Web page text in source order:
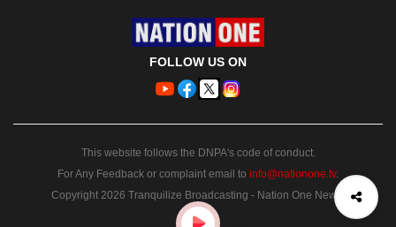
FOLLOW US ON
This website follows the DNPA's code of conduct.
For Any Feedback or complaint email to info@nationone.tv.
Copyright 2026 Tranquilize Broadcasting - Nation One News.